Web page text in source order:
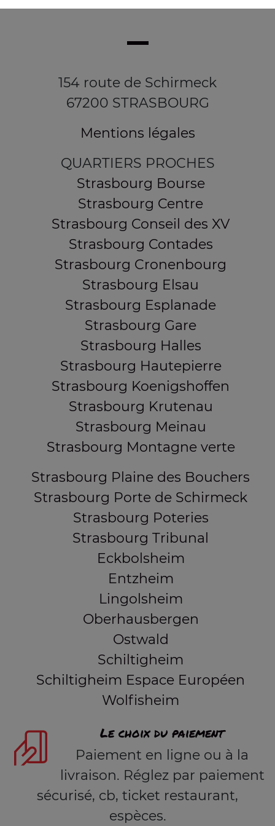
154 route de Schirmeck
67200 STRASBOURG
Mentions légales
QUARTIERS PROCHES
Strasbourg Bourse
Strasbourg Centre
Strasbourg Conseil des XV
Strasbourg Contades
Strasbourg Cronenbourg
Strasbourg Elsau
Strasbourg Esplanade
Strasbourg Gare
Strasbourg Halles
Strasbourg Hautepierre
Strasbourg Koenigshoffen
Strasbourg Krutenau
Strasbourg Meinau
Strasbourg Montagne verte
Strasbourg Plaine des Bouchers
Strasbourg Porte de Schirmeck
Strasbourg Poteries
Strasbourg Tribunal
Eckbolsheim
Entzheim
Lingolsheim
Oberhausbergen
Ostwald
Schiltigheim
Schiltigheim Espace Européen
Wolfisheim
Le choix du paiement
Paiement en ligne ou à la
livraison. Réglez par paiement
sécurisé, cb, ticket restaurant,
espèces.